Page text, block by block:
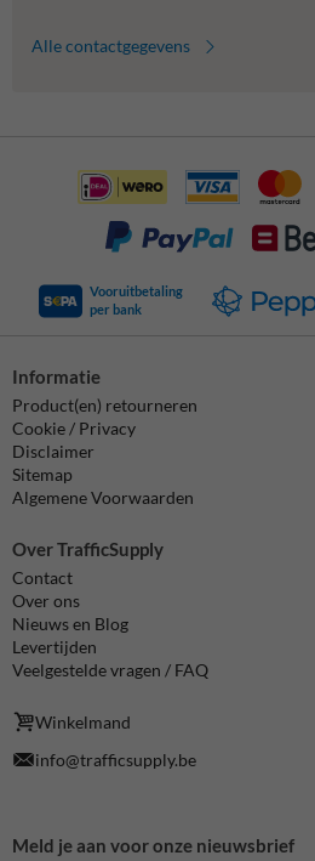
Alle contactgegevens
Vooruitbetaling
per bank
Informatie
Product(en) retourneren
Cookie / Privacy
Disclaimer
Sitemap
Algemene Voorwaarden
Over TrafficSupply
Contact
Over ons
Nieuws en Blog
Levertijden
Veelgestelde vragen / FAQ
Winkelmand
info@trafficsupply.be
Meld je aan voor onze nieuwsbrief